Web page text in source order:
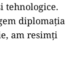
tehnologice.
diplomația
am resimți